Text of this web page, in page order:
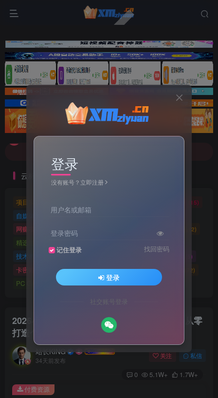
文案不会提取也不会写？八哥来帮忙！
7-9折！等多家顶流配音软件[配音神器Pro]-[配音鹅]-[南瓜配音]-[魔音工坊]-[逗哥配音]戳这里查看详情！
7-9折！等多家顶流配音软件[配音神器Pro]-[配音鹅]-[南瓜配音]-[魔音工坊]-[逗哥配音]戳这里查看详情！
云标签
项目实操 (15)
自媒体教程 (9) 自媒体 (1)
网赚项目 (4898) 网站源码 (2)
精选游戏大作合集
技术教程 技术教程 (5)
卡密账号 主题美化(0) Zibll美化(21) Switch游戏 (2872)
PC GAME (5219) I T 项 目 3A巨作
2026小红书电商IP变现40天陪跑课程-11期，从零
打造个人品牌，全流程教学账号运营与变现
站长KING
34天前发布
关注 私信
0 5.1W+ 1.7W+
付费资源
登录
没有账号？立即注册
用户名或邮箱
登录密码
记住登录 找回密码
登录
社交账号登录